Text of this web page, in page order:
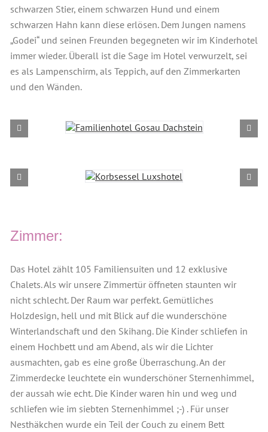
schwarzen Stier, einem schwarzen Hund und einem
schwarzen Hahn kann diese erlösen. Dem Jungen namens
„Godei“ und seinen Freunden begegneten wir im Kinderhotel
immer wieder. Überall ist die Sage im Hotel verwurzelt, sei
es als Lampenschirm, als Teppich, auf den Zimmerkarten
und den Wänden.
Zimmer:
Das Hotel zählt 105 Familiensuiten und 12 exklusive
Chalets. Als wir unsere Zimmertür öffneten staunten wir
nicht schlecht. Der Raum war perfekt. Gemütliches
Holzdesign, hell und mit Blick auf die wunderschöne
Winterlandschaft und den Skihang. Die Kinder schliefen in
einem Hochbett und am Abend, als wir die Lichter
ausmachten, gab es eine große Überraschung. An der
Zimmerdecke leuchtete ein wunderschöner Sternenhimmel,
der aussah wie echt. Die Kinder waren hin und weg und
schliefen wie im siebten Sternenhimmel ;-) . Für unser
Nesthäkchen wurde ein Teil der Couch zu einem Bett